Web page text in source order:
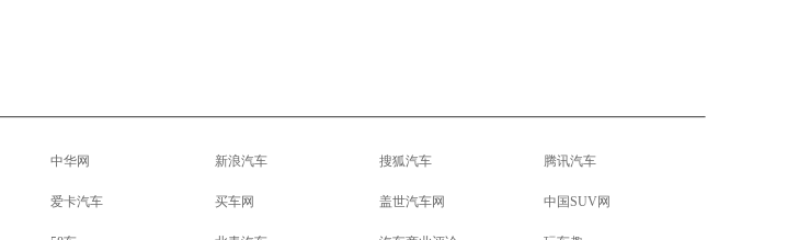
中华网 新浪汽车 搜狐汽车 腾讯汽车
爱卡汽车 买车网 盖世汽车网 中国SUV网